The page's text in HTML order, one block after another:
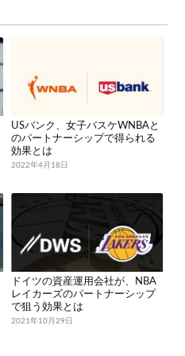
2022年4月18日
USバンク、女子バスケWNBAと
のパートナーシップで得られる
効果とは
2021年10月29日
ドイツの資産運用会社が、NBA
レイカーズのパートナーシップ
で狙う効果とは